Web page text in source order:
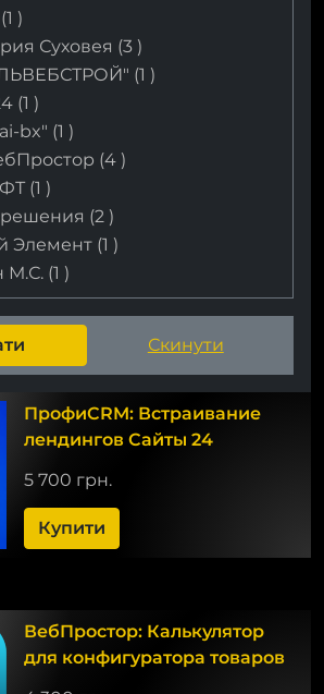
1 )
Суховея (3 )
(1 )
(1 )
bx" (1 )
(4 )
(1 )
(2 )
Элемент (1 )
М.С. (1 )
ПрофиCRM: Встраивание
лендингов Сайты 24
5 700 грн.
Купити
ВебПростор: Калькулятор
для конфигуратора товаров